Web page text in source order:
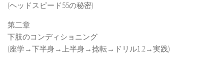
(ヘッドスピード55の秘密)
第二章
下肢のコンディショニング
(座学→下半身→上半身→捻転→ドリル1.2→実践)